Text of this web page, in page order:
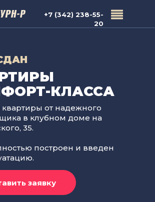
КЛАССА
квартиры от надежного
в клубном доме на
35.
построен и введен
+7 (342) 238-55-
20